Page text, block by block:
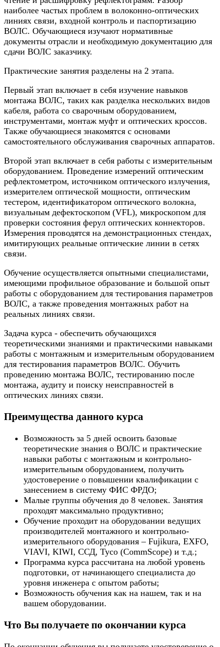
наиболее частых проблем в волоконно-оптических
линиях связи, входной контроль и паспортизацию
ВОЛС. Обучающиеся изучают нормативные
документы отрасли и необходимую документацию для
сдачи ВОЛС заказчику.
Практические занятия разделены на 2 этапа.
Первый этап включает в себя изучение навыков
монтажа ВОЛС, таких как разделка нескольких видов
кабеля, работа со сварочным оборудованием,
инструментами, монтаж муфт и оптических кроссов.
Также обучающиеся знакомятся с основами
самостоятельного обслуживания сварочных аппаратов.
Второй этап включает в себя работы с измерительным
оборудованием. Проведение измерений оптическим
рефлектометром, источником оптического излучения,
измерителем оптической мощности, оптическим
тестером, идентификатором оптического волокна,
визуальным дефектоскопом (VFL), микроскопом для
проверки состояния ферул оптических коннекторов.
Измерения проводятся на демонстрационных стендах,
имитирующих реальные оптические линии в сетях
связи.
Обучение осуществляется опытными специалистами,
имеющими профильное образование и большой опыт
работы с оборудованием для тестирования параметров
ВОЛС, а также проведения монтажных работ на
реальных линиях связи.
Задача курса - обеспечить обучающихся
теоретическими знаниями и практическими навыками
работы с монтажным и измерительным оборудованием
для тестирования параметров ВОЛС. Обучить
проведению монтажа ВОЛС, тестированию после
монтажа, аудиту и поиску неисправностей в
оптических линиях связи.
Преимущества данного курса
Возможность за 5 дней освоить базовые
теоретические знания о ВОЛС и практические
навыки работы с монтажным и контрольно-
измерительным оборудованием, получить
удостоверение о повышении квалификации с
занесением в систему ФИС ФРДО;
Малые группы обучения до 8 человек. Занятия
проходят максимально продуктивно;
Обучение проходит на оборудовании ведущих
производителей монтажного и контрольно-
измерительного оборудования – Fujikura, EXFO,
VIAVI, KIWI, ССД, Tyco (CommScope) и т.д.;
Программа курса рассчитана на любой уровень
подготовки, от начинающего специалиста до
уровня инженера с опытом работы;
Возможность обучения как на нашем, так и на
вашем оборудовании.
Что Вы получаете по окончании курса